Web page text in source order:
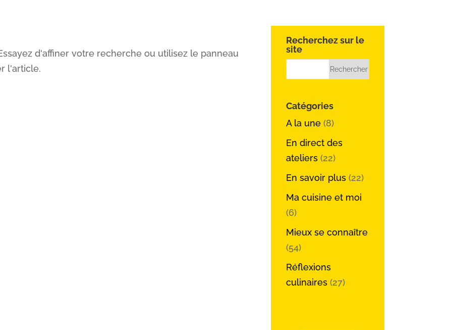
d'affiner votre recherche ou utilisez le panneau
l'article.
Recherchez sur le
site
Catégories
A la une (8)
En direct des
ateliers (22)
En savoir plus (22)
Ma cuisine et moi
(6)
Mieux se connaître
(54)
Réflexions
culinaires (27)